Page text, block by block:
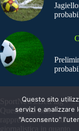
SportNews.BetFlag -
Questo sito non
rappresenta una testata
giornalistica in quanto
Questo sito
servizi e analizzare
"Acconsento"